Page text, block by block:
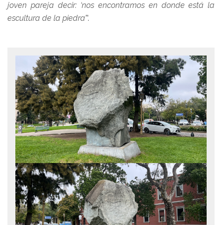
joven pareja decir: ‘nos encontramos en donde está la
escultura de la piedra’”.